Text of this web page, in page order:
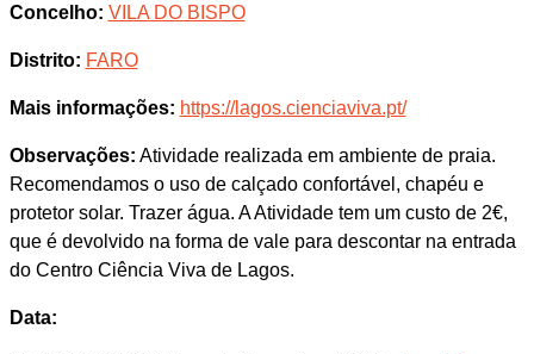
Concelho: VILA DO BISPO
Distrito: FARO
Mais informações: https://lagos.cienciaviva.pt/
Observações: Atividade realizada em ambiente de praia.
Recomendamos o uso de calçado confortável, chapéu e
protetor solar. Trazer água. A Atividade tem um custo de 2€,
que é devolvido na forma de vale para descontar na entrada
do Centro Ciência Viva de Lagos.
Data: